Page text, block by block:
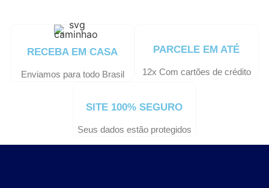
RECEBA EM CASA
Enviamos para todo Brasil
PARCELE EM ATÉ
12x Com cartões de crédito
SITE 100% SEGURO
Seus dados estão protegidos